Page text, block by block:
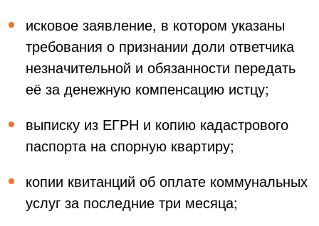
исковое заявление, в котором указаны
требования о признании доли ответчика
незначительной и обязанности передать
её за денежную компенсацию истцу;
выписку из ЕГРН и копию кадастрового
паспорта на спорную квартиру;
копии квитанций об оплате коммунальных
услуг за последние три месяца;